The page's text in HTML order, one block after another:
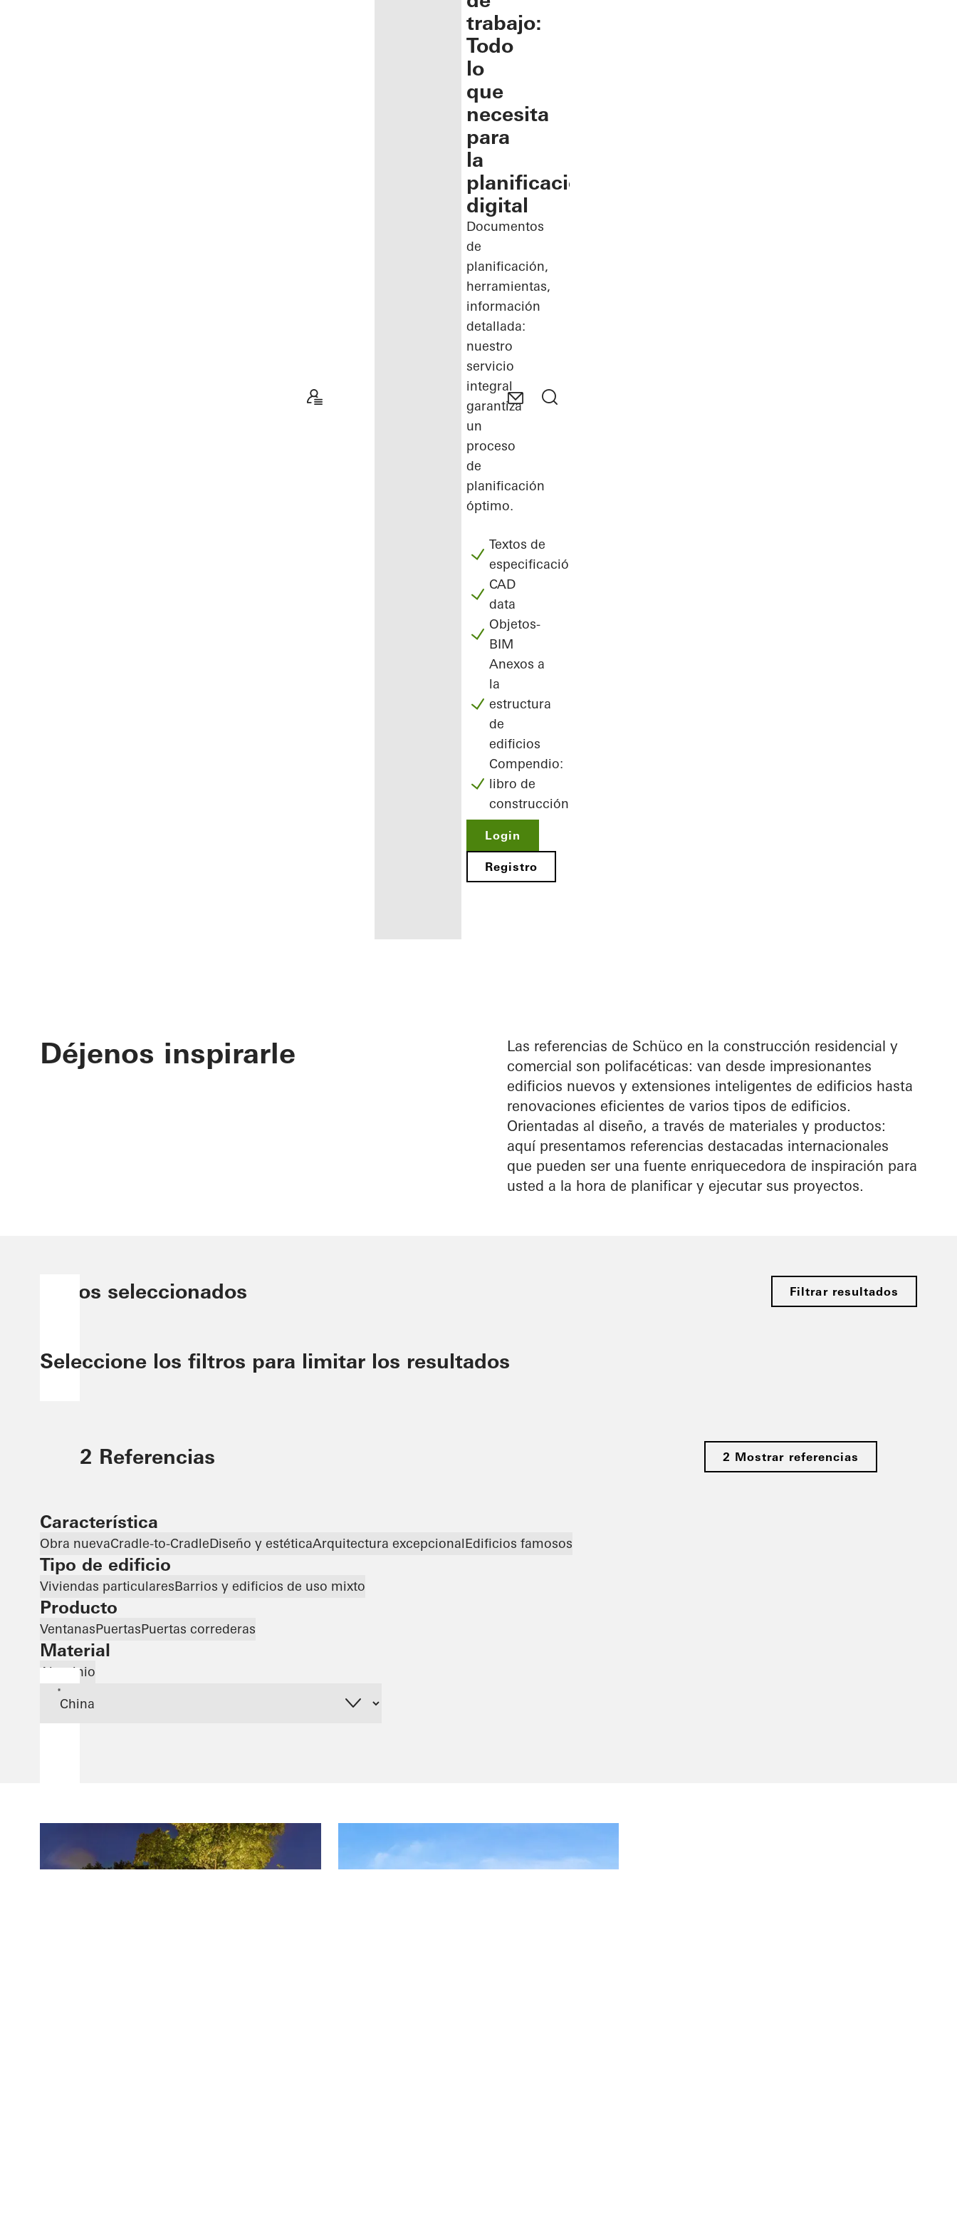
registrado
trabajo:
Todo
lo
que
necesita
para
la
planificación
digital
Documentos
de
planificación,
herramientas,
información
detallada:
nuestro
servicio
integral
garantiza
un
proceso
de
planificación
óptimo.
Textos de
especificación
CAD
data
Objetos-
BIM
Anexos a
la
estructura
de
edificios
Compendio:
libro de
construcción
Login
Registro
Déjenos inspirarle
Las referencias de Schüco en la construcción residencial y
comercial son polifacéticas: van desde impresionantes
edificios nuevos y extensiones inteligentes de edificios hasta
renovaciones eficientes de varios tipos de edificios.
Orientadas al diseño, a través de materiales y productos:
aquí presentamos referencias destacadas internacionales
que pueden ser una fuente enriquecedora de inspiración para
usted a la hora de planificar y ejecutar sus proyectos.
Filtros seleccionados Filtrar resultados
Seleccione los filtros para limitar los resultados
2 Referencias 2 Mostrar referencias
Característica
Obra nuevaCradle-to-CradleDiseño y estéticaArquitectura excepcionalEdificios famosos
Tipo de edificio
Viviendas particularesBarrios y edificios de uso mixto
Producto
VentanasPuertasPuertas correderas
Material
Aluminio
*